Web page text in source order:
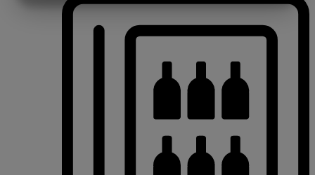
MARKETING